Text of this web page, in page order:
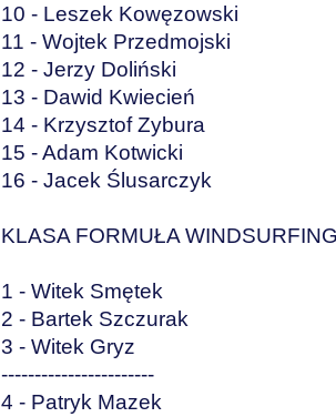
10 - Leszek Kowęzowski
11 - Wojtek Przedmojski
12 - Jerzy Doliński
13 - Dawid Kwiecień
14 - Krzysztof Zybura
15 - Adam Kotwicki
16 - Jacek Ślusarczyk
KLASA FORMUŁA
1 - Witek Smętek
2 - Bartek Szczurak
3 - Witek Gryz
-----------------------
4 - Patryk Mazek